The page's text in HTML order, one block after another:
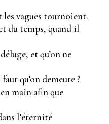
les vagues tournoient.
du temps, quand il
et qu’on ne
qu’on demeure ?
main afin que
l’éternité